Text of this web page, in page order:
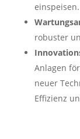
einspeisen.
robuster
Anlagen
neuer
Effizienz